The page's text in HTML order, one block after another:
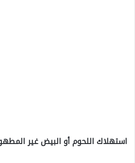
استهلاك اللحوم أو البيض غير